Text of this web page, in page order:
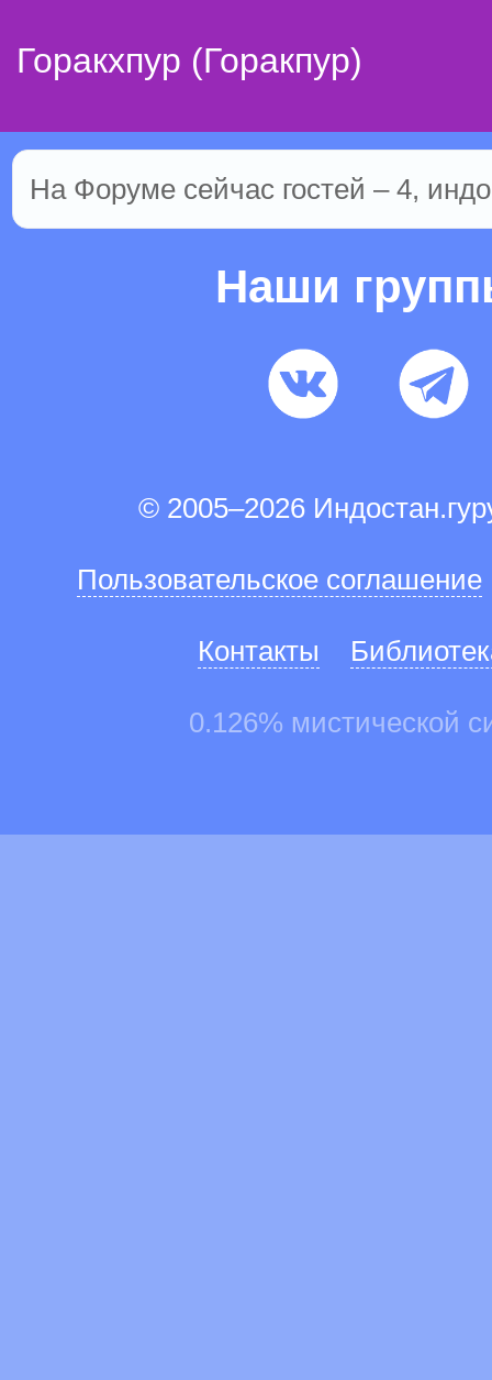
Горакхпур (Горакпур)
На Форуме сейчас гостей – 4,
Наши
© 2005–2026
Пользовательское соглашение
Контакты
0.126% мистической